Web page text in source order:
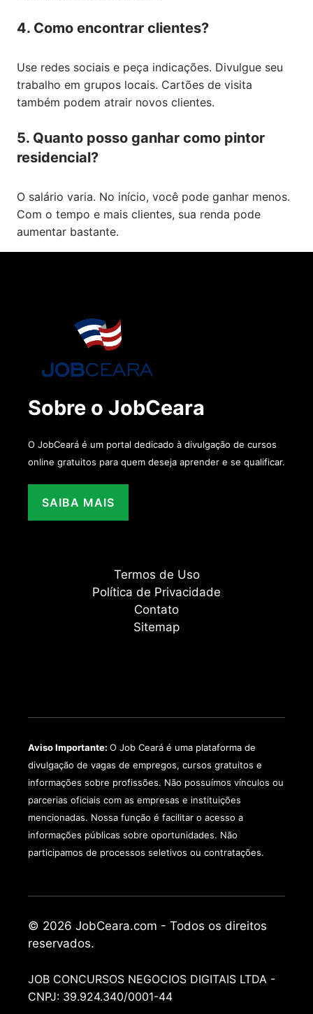
4. Como encontrar clientes?
Use redes sociais e peça indicações. Divulgue seu
trabalho em grupos locais. Cartões de visita
também podem atrair novos clientes.
5. Quanto posso ganhar como pintor
residencial?
O salário varia. No início, você pode ganhar menos.
Com o tempo e mais clientes, sua renda pode
aumentar bastante.
Sobre o JobCeara
O JobCeará é um portal dedicado à divulgação de cursos
online gratuitos para quem deseja aprender e se qualificar.
SAIBA MAIS
Termos de Uso
Política de Privacidade
Contato
Sitemap
Aviso Importante: O Job Ceará é uma plataforma de
divulgação de vagas de empregos, cursos gratuitos e
informações sobre profissões. Não possuímos vínculos ou
parcerias oficiais com as empresas e instituições
mencionadas. Nossa função é facilitar o acesso a
informações públicas sobre oportunidades. Não
participamos de processos seletivos ou contratações.
© 2026 JobCeara.com - Todos os direitos
reservados.
JOB CONCURSOS NEGOCIOS DIGITAIS LTDA -
CNPJ: 39.924.340/0001-44